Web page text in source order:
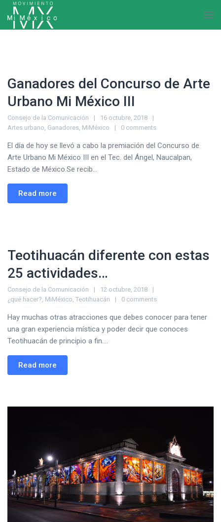
Ganadores del Concurso de Arte
Urbano Mi México III
Consejo de la Comunicación
16 octubre, 2018
Artes urbano, Ganadores, MiMéxico 0 comments
El día de hoy se llevó a cabo la premiación del Concurso de
Arte Urbano Mi México III en el Tec. del Ángel, Naucalpan,
Estado de México.Se recib...
Read more
Teotihuacán diferente con estas
25 actividades…
Consejo de la Comunicación
12 octubre, 2018
¿qué hacer?, MiMéxico, Teotihuacán 0 comments
Hay muchas otras atracciones que debes conocer para tener
una gran experiencia mística y poder decir que conoces
Teotihuacán de principio a fin....
Read more